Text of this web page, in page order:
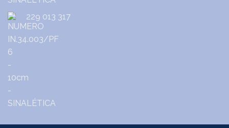
229 013 317